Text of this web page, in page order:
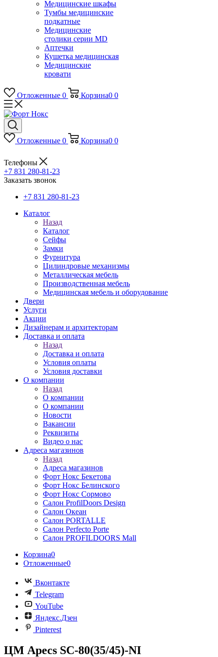
Медицинские шкафы
Тумбы медицинские
подкатные
Медицинские
столики серии MD
Аптечки
Кушетка медицинская
Медицинские
кровати
Отложенные 0 Корзина0 0
Отложенные 0 Корзина0 0
Телефоны
+7 831 280-81-23
Заказать звонок
+7 831 280-81-23
Каталог
Назад
Каталог
Сейфы
Замки
Фурнитура
Цилиндровые механизмы
Металлическая мебель
Производственная мебель
Медицинская мебель и оборудование
Двери
Услуги
Акции
Дизайнерам и архитекторам
Доставка и оплата
Назад
Доставка и оплата
Условия оплаты
Условия доставки
О компании
Назад
О компании
О компании
Новости
Вакансии
Реквизиты
Видео о нас
Адреса магазинов
Назад
Адреса магазинов
Форт Нокс Бекетова
Форт Нокс Белинского
Форт Нокс Сормово
Салон ProfilDoors Design
Салон Океан
Салон PORTALLE
Салон Perfecto Portе
Салон PROFILDOORS Mall
Корзина0
Отложенные0
Вконтакте
Telegram
YouTube
Яндекс.Дзен
Pinterest
ЦМ Apecs SC-80(35/45)-NI